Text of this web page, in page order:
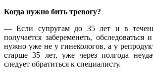
Когда нужно бить тревогу?
— Если супругам до 35 лет и в
получается забеременеть, обследоваться
нужно уже не у гинекологов, а у
старше 35 лет, уже через полгода
следует обратиться к специалисту.